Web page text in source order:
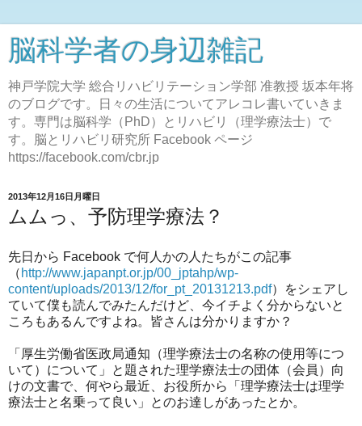
脳科学者の身辺雑記
神戸学院大学 総合リハビリテーション学部 准教授 坂本年将
のブログです。日々の生活についてアレコレ書いていきま
す。専門は脳科学（PhD）とリハビリ（理学療法士）で
す。脳とリハビリ研究所 Facebook ページ
https://facebook.com/cbr.jp
2013年12月16日月曜日
ムムっ、予防理学療法？
先日から Facebook で何人かの人たちがこの記事
（ http://www.japanpt.or.jp/00_jptahp/wp-
content/uploads/2013/12/for_pt_20131213.pdf）をシェアし
ていて僕も読んでみたんだけど、今イチよく分からないと
ころもあるんですよね。皆さんは分かりますか？
「厚生労働省医政局通知（理学療法士の名称の使用等につ
いて）について」と題された理学療法士の団体（会員）向
けの文書で、何やら最近、お役所から「理学療法士は理学
療法士と名乗って良い」とのお達しがあったとか。